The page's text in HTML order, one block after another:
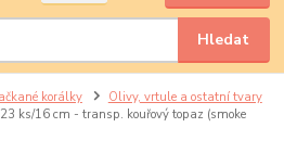
Hledat
korálky
Olivy, vrtule a ostatní tvary
ks/16 cm - transp. kouřový topaz (smoke